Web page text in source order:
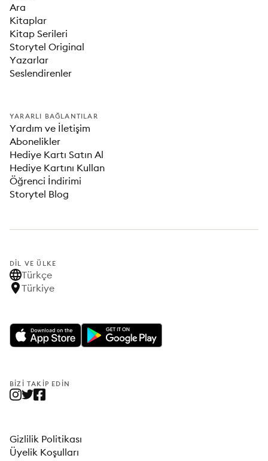
Ara
Kitaplar
Kitap Serileri
Storytel Original
Yazarlar
Seslendirenler
YARARLI BAĞLANTILAR
Yardım ve İletişim
Abonelikler
Hediye Kartı Satın Al
Hediye Kartını Kullan
Öğrenci İndirimi
Storytel Blog
DIL VE ÜLKE
Türkçe
Türkiye
BIZI TAKIP EDIN
Gizlilik Politikası
Üyelik Koşulları